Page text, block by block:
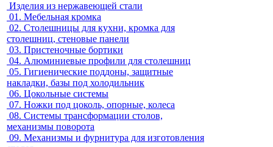
Изделия из нержавеющей стали
01. Мебельная кромка
02. Столешницы для кухни, кромка для
столешниц, стеновые панели
03. Пристеночные бортики
04. Алюминиевые профили для столешниц
05. Гигиенические поддоны, защитные
накладки, базы под холодильник
06. Цокольные системы
07. Ножки под цоколь, опорные, колеса
08. Системы трансформации столов,
механизмы поворота
09. Механизмы и фурнитура для изготовления